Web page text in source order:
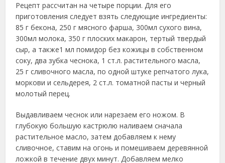
Рецепт рассчитан на четыре порции. Для его
приготовления следует взятьследующие ингредиенты:
85 г бекона, 250 г мясного фарша, 300мл сухого вина,
300мл молока, 350 г плоских макарон, тертый твердый
сыр, а также1 мл помидор без кожицы в собственном
соку, два зубка чеснока, 1 ст.л. растительного масла,
25 г сливочного масла, по одной штуке репчатого лука,
моркови и сельдерея, 2 ст.л. томатной пасты и черный
молотый перец.
Выдавливаем чеснок или нарезаем его ножом. В
глубокую большую кастрюлю наливаем сначала
растительное масло, затем добавляем к нему
сливочное, ставим на огонь и помешиваем деревянной
ложкой в течение двух минут. Добавляем мелко